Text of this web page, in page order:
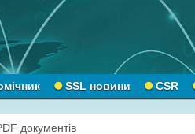
SSL новини CSR
документів